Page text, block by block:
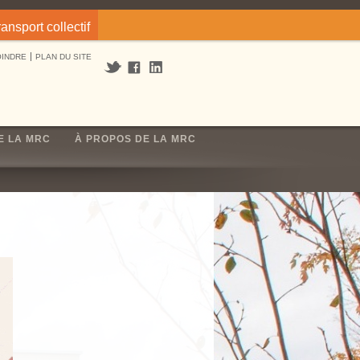
collectif
PLAN DU SITE
LA MRC À PROPOS DE LA MRC